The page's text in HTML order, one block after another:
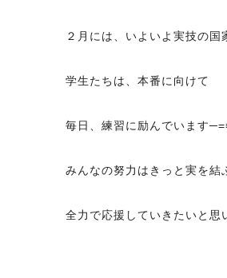
２月には、いよいよ実技の国
学生たちは、本番に向けて
毎日、練習に励んでいます
みんなの努力はきっと実を結
全力で応援していきたいと思